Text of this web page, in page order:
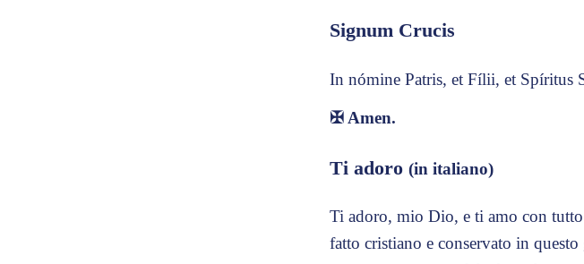
Signum Crucis
In nómine Patris, et Fílii, et Spíritus
✠Amen.
Ti adoro (in italiano)
Ti adoro, mio Dio, e ti amo con
fatto cristiano e conservato in